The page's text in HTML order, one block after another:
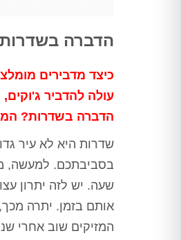
הדברה
עולה להדביר
הדברה בשדרות?
שדרות היא לא עיר
בסביבתכם. למעשה,
שעה. יש לזה יתרון
אותם בזמן. יתרה
המזיקים שוב אחרי